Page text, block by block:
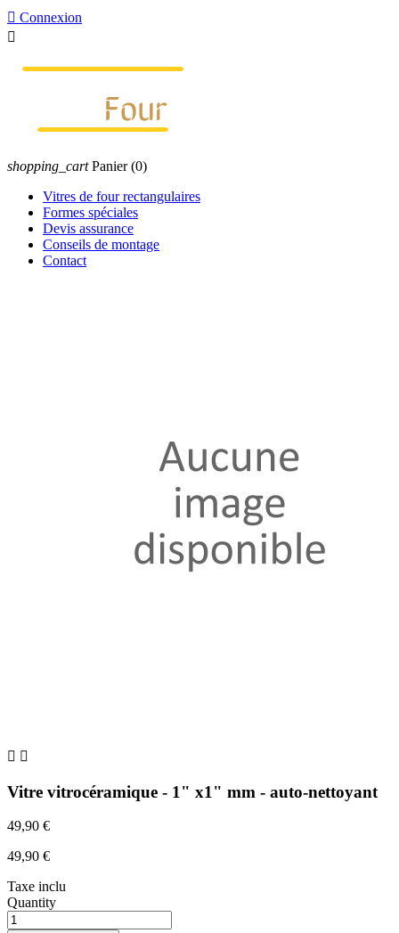
 Connexion

shopping_cart Panier (0)
Vitres de four rectangulaires
Formes spéciales
Devis assurance
Conseils de montage
Contact
 
Vitre vitrocéramique - 1" x1" mm - auto-nettoyant
49,90 €
49,90 €
Taxe inclu
Quantity